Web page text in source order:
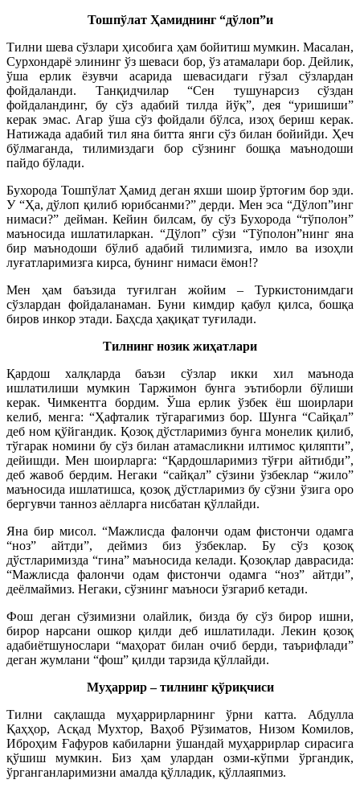
Тошпўлат Ҳамиднинг “дўлоп”и
Тилни шева сўзлари ҳисобига ҳам бойитиш мумкин. Масалан,
Сурхондарё элининг ўз шеваси бор, ўз атамалари бор. Дейлик,
ўша ерлик ёзувчи асарида шевасидаги гўзал сўзлардан
фойдаланди. Танқидчилар “Сен тушунарсиз сўздан
фойдаландинг, бу сўз адабий тилда йўқ”, дея “уришиши”
керак эмас. Агар ўша сўз фойдали бўлса, изоҳ бериш керак.
Натижада адабий тил яна битта янги сўз билан бойийди. Ҳеч
бўлмаганда, тилимиздаги бор сўзнинг бошқа маънодоши
пайдо бўлади.
Бухорода Тошпўлат Ҳамид деган яхши шоир ўртоғим бор эди.
У “Ҳа, дўлоп қилиб юрибсанми?” дерди. Мен эса “Дўлоп”инг
нимаси?” дейман. Кейин билсам, бу сўз Бухорода “тўполон”
маъносида ишлатиларкан. “Дўлоп” сўзи “Тўполон”нинг яна
бир маънодоши бўлиб адабий тилимизга, имло ва изоҳли
луғатларимизга кирса, бунинг нимаси ёмон!?
Мен ҳам баъзида туғилган жойим – Туркистонимдаги
сўзлардан фойдаланаман. Буни кимдир қабул қилса, бошқа
биров инкор этади. Баҳсда ҳақиқат туғилади.
Тилнинг нозик жиҳатлари
Қардош халқларда баъзи сўзлар икки хил маънода
ишлатилиши мумкин Таржимон бунга эътиборли бўлиши
керак. Чимкентга бордим. Ўша ерлик ўзбек ёш шоирлари
келиб, менга: “Ҳафталик тўгарагимиз бор. Шунга “Сайқал”
деб ном қўйгандик. Қозоқ дўстларимиз бунга монелик қилиб,
тўгарак номини бу сўз билан атамасликни илтимос қиляпти”,
дейишди. Мен шоирларга: “Қардошларимиз тўғри айтибди”,
деб жавоб бердим. Негаки “сайқал” сўзини ўзбеклар “жило”
маъносида ишлатишса, қозоқ дўстларимиз бу сўзни ўзига оро
бергувчи танноз аёлларга нисбатан қўллайди.
Яна бир мисол. “Мажлисда фалончи одам фистончи одамга
“ноз” айтди”, деймиз биз ўзбеклар. Бу сўз қозоқ
дўстларимизда “гина” маъносида келади. Қозоқлар даврасида:
“Мажлисда фалончи одам фистончи одамга “ноз” айтди”,
деёлмаймиз. Негаки, сўзнинг маъноси ўзгариб кетади.
Фош деган сўзимизни олайлик, бизда бу сўз бирор ишни,
бирор нарсани ошкор қилди деб ишлатилади. Лекин қозоқ
адабиётшунослари “маҳорат билан очиб берди, таърифлади”
деган жумлани “фош” қилди тарзида қўллайди.
Муҳаррир – тилнинг қўриқчиси
Тилни сақлашда муҳаррирларнинг ўрни катта. Абдулла
Қаҳҳор, Асқад Мухтор, Ваҳоб Рўзиматов, Низом Комилов,
Иброҳим Ғафуров кабиларни ўшандай муҳаррирлар сирасига
қўшиш мумкин. Биз ҳам улардан озми-кўпми ўргандик,
ўрганганларимизни амалда қўлладик, қўллаяпмиз.